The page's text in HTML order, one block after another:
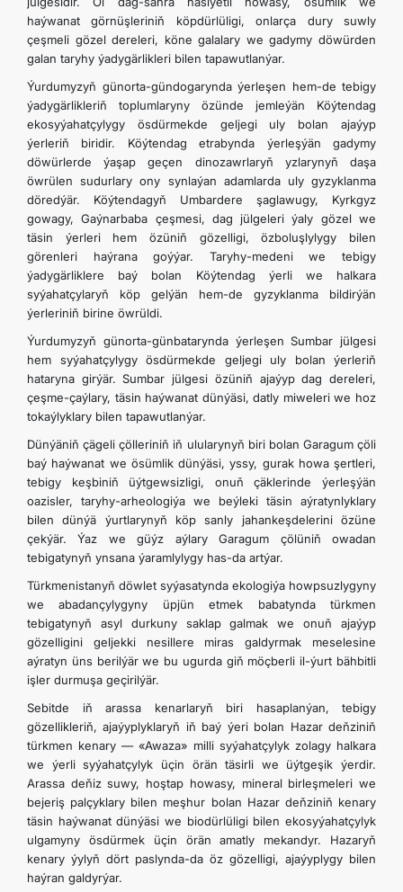
haýwanat görnüşleriniň köpdürlüligi, onlarça dury suwly
çeşmeli gözel dereleri, köne galalary we gadymy döwürden
galan taryhy ýadygärlikleri bilen tapawutlanýar.
Ýurdumyzyň günorta-gündogarynda ýerleşen hem-de tebigy
ýadygärlikleriň toplumlaryny özünde jemleýän Köýtendag
ekosyýahatçylygy ösdürmekde geljegi uly bolan ajaýyp
ýerleriň biridir. Köýtendag etrabynda ýerleşýän gadymy
döwürlerde ýaşap geçen dinozawrlaryň yzlarynyň daşa
öwrülen sudurlary ony synlaýan adamlarda uly gyzyklanma
döredýär. Köýtendagyň Umbardere şaglawugy, Kyrkgyz
gowagy, Gaýnarbaba çeşmesi, dag jülgeleri ýaly gözel we
täsin ýerleri hem özüniň gözelligi, özboluşlylygy bilen
görenleri haýrana goýýar. Taryhy-medeni we tebigy
ýadygärliklere baý bolan Köýtendag ýerli we halkara
syýahatçylaryň köp gelýän hem-de gyzyklanma bildirýän
ýerleriniň birine öwrüldi.
Ýurdumyzyň günorta-günbatarynda ýerleşen Sumbar jülgesi
hem syýahatçylygy ösdürmekde geljegi uly bolan ýerleriň
hataryna girýär. Sumbar jülgesi özüniň ajaýyp dag dereleri,
çeşme-çaýlary, täsin haýwanat dünýäsi, datly miweleri we hoz
tokaýlyklary bilen tapawutlanýar.
Dünýäniň çägeli çölleriniň iň ulularynyň biri bolan Garagum çöli
baý haýwanat we ösümlik dünýäsi, yssy, gurak howa şertleri,
tebigy keşbiniň üýtgewsizligi, onuň çäklerinde ýerleşýän
oazisler, taryhy-arheologiýa we beýleki täsin aýratynlyklary
bilen dünýä ýurtlarynyň köp sanly jahankeşdelerini özüne
çekýär. Ýaz we güýz aýlary Garagum çölüniň owadan
tebigatynyň ynsana ýaramlylygy has-da artýar.
Türkmenistanyň döwlet syýasatynda ekologiýa howpsuzlygyny
we abadançylygyny üpjün etmek babatynda türkmen
tebigatynyň asyl durkuny saklap galmak we onuň ajaýyp
gözelligini geljekki nesillere miras galdyrmak meselesine
aýratyn üns berilýär we bu ugurda giň möçberli il-ýurt bähbitli
işler durmuşa geçirilýär.
Sebitde iň arassa kenarlaryň biri hasaplanýan, tebigy
gözellikleriň, ajaýyplyklaryň iň baý ýeri bolan Hazar deňziniň
türkmen kenary — «Awaza» milli syýahatçylyk zolagy halkara
we ýerli syýahatçylyk üçin örän täsirli we üýtgeşik ýerdir.
Arassa deňiz suwy, hoştap howasy, mineral birleşmeleri we
bejeriş palçyklary bilen meşhur bolan Hazar deňziniň kenary
täsin haýwanat dünýäsi we biodürlüligi bilen ekosyýahatçylyk
ulgamyny ösdürmek üçin örän amatly mekandyr. Hazaryň
kenary ýylyň dört paslynda-da öz gözelligi, ajaýyplygy bilen
haýran galdyrýar.